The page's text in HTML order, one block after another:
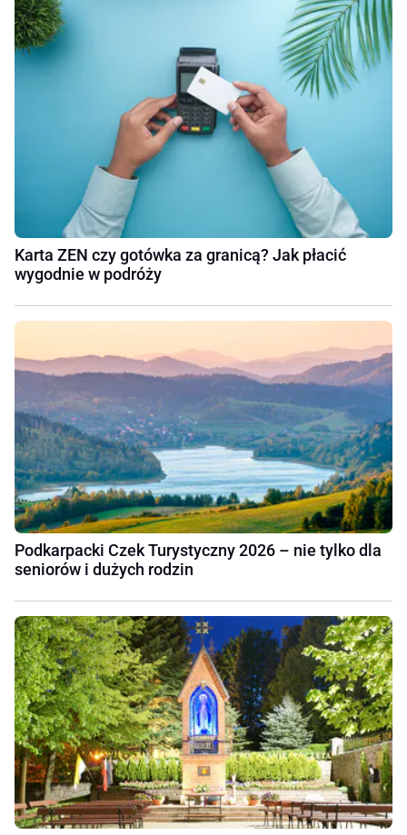
Karta ZEN czy gotówka za granicą? Jak płacić
wygodnie w podróży
Podkarpacki Czek Turystyczny 2026 – nie tylko dla
seniorów i dużych rodzin